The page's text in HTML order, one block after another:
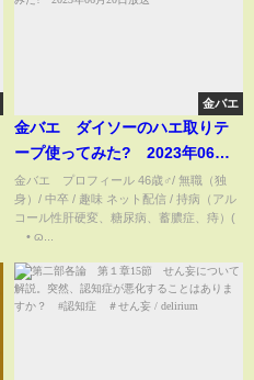
金バエ
金バエ ダイソーのハエ取りテ
ープ使ってみた? 2023年06月
20日放送
金バエ プロフィール 46歳♂/ 無職（独
身）/ 中卒 / 趣味 ネット配信 / 持病（アル
コール性肝硬変、糖尿病、蓄膿症、痔）(
´• ɷ...